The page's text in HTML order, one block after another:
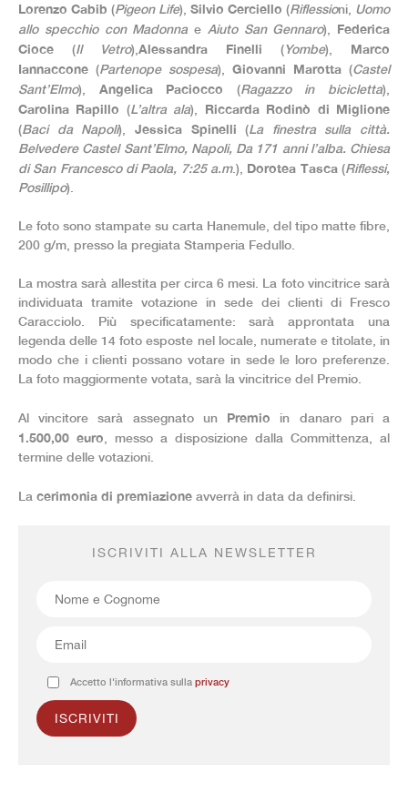
Lorenzo Cabib (Pigeon Life), Silvio Cerciello (Riflessioni, Uomo
allo specchio con Madonnae Aiuto San Gennaro), Federica
Cioce (Il Vetro), Alessandra Finelli (Yombe), Marco
Iannaccone (Partenope sospesa), Giovanni Marotta (Castel
Sant’Elmo), Angelica Paciocco (Ragazzo in bicicletta),
Carolina Rapillo (L’altra ala), Riccarda Rodinò di Miglione
(Baci da Napoli), Jessica Spinelli (La finestra sulla città.
Belvedere Castel Sant’Elmo, Napoli, Da 171 anni l’alba. Chiesa
di San Francesco di Paola, 7:25 a.m.), Dorotea Tasca(Riflessi,
Posillipo).
Le foto sono stampate su carta Hanemule, del tipo matte fibre,
200 g/m, presso la pregiata Stamperia Fedullo.
La mostra sarà allestita per circa 6 mesi. La foto vincitrice sarà
individuata tramite votazione in sede dei clienti di Fresco
Caracciolo. Più specificatamente: sarà approntata una
legenda delle 14 foto esposte nel locale, numerate e titolate, in
modo che i clienti possano votare in sede le loro preferenze.
La foto maggiormente votata, sarà la vincitrice del Premio.
Al vincitore sarà assegnato un Premio in danaro pari a
1.500,00 euro , messo a disposizione dalla Committenza, al
termine delle votazioni.
La cerimonia di premiazione avverrà in data da definirsi.
ISCRIVITI ALLA NEWSLETTER
Accetto l'informativa sulla privacy